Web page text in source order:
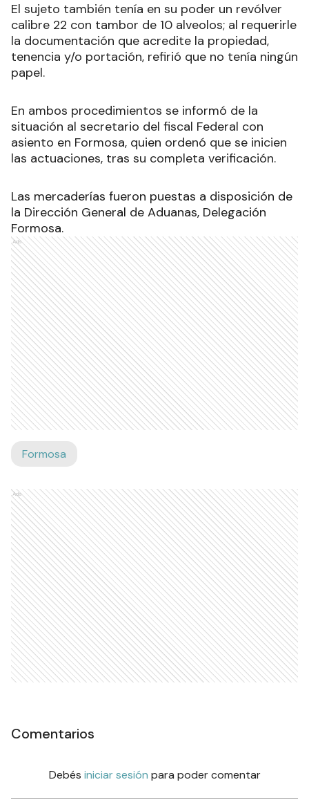
El sujeto también tenía en su poder un revólver
calibre 22 con tambor de 10 alveolos; al requerirle
la documentación que acredite la propiedad,
tenencia y/o portación, refirió que no tenía ningún
papel.
En ambos procedimientos se informó de la
situación al secretario del fiscal Federal con
asiento en Formosa, quien ordenó que se inicien
las actuaciones, tras su completa verificación.
Las mercaderías fueron puestas a disposición de
la Dirección General de Aduanas, Delegación
Formosa.
Ads
Formosa
Ads
Comentarios
Debés iniciar sesión para poder comentar